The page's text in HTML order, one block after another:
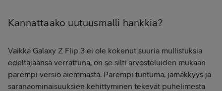
Kannattaako uutuusmalli hankkia?
Vaikka Galaxy Z Flip 3 ei ole kokenut suuria mullistuksia
edeltäjäänsä verrattuna, on se silti arvosteluiden mukaan
parempi versio aiemmasta. Parempi tuntuma, jämäkkyys ja
saranaominaisuuksien kehittyminen tekevät puhelimesta